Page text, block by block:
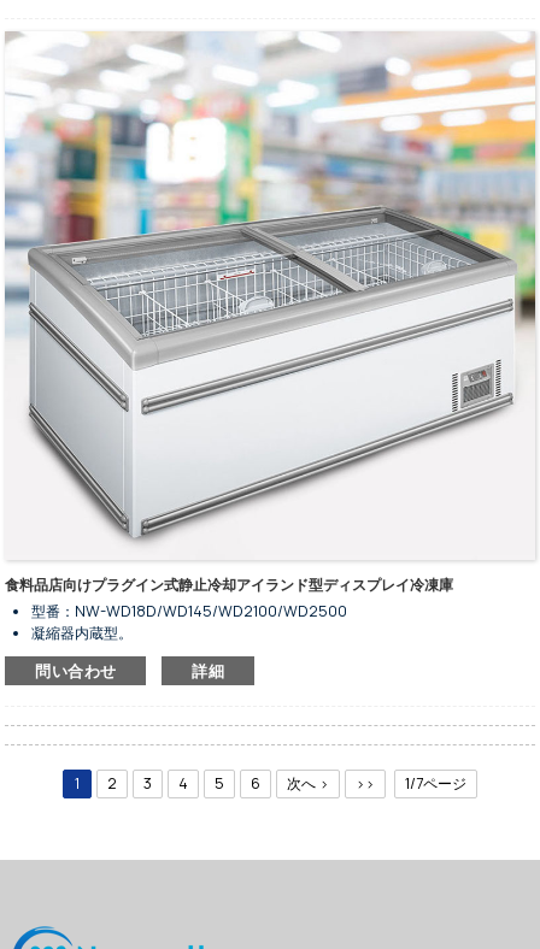
静止冷却システムと手動霜取り機能。
フラットトップのスライド式ガラスドアのデザイン。
鍵付きのドア。
R134a/R600a冷媒に対応しています。
デジタル制御システムおよび表示画面。
凝縮器内蔵型。
コンプレッサーファン付き。
高性能かつ省エネルギー。
標準の白色は素晴らしい。
下部に車輪が付いているので、動きがスムーズです。
食料品店向けプラグイン式静止冷却アイランド型ディスプレイ冷凍庫
型番：NW-WD18D/WD145/WD2100/WD2500
凝縮器内蔵型。
静的直接冷却システムと自動霜取り機能。
スーパーマーケット向け複合デザイン。
断熱強化ガラス。
可変周波数コンプレッサーはオプションです。
問い合わせ 詳細
1 2 3 4 5 6 次へ > >> 1/7ページ